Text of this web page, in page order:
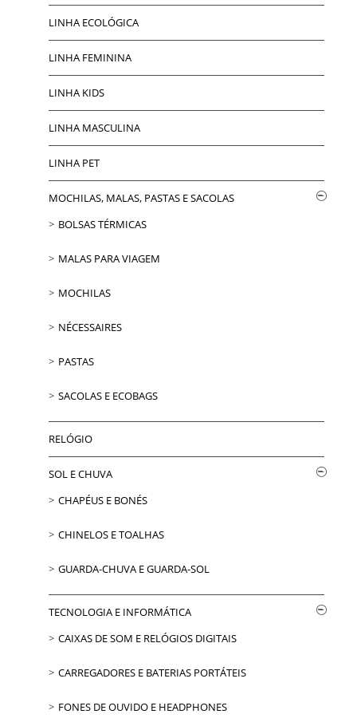
LINHA ECOLÓGICA
LINHA FEMININA
LINHA KIDS
LINHA MASCULINA
LINHA PET
MOCHILAS, MALAS, PASTAS E SACOLAS
BOLSAS TÉRMICAS
MALAS PARA VIAGEM
MOCHILAS
NÉCESSAIRES
PASTAS
SACOLAS E ECOBAGS
RELÓGIO
SOL E CHUVA
CHAPÉUS E BONÉS
CHINELOS E TOALHAS
GUARDA-CHUVA E GUARDA-SOL
TECNOLOGIA E INFORMÁTICA
CAIXAS DE SOM E RELÓGIOS DIGITAIS
CARREGADORES E BATERIAS PORTÁTEIS
FONES DE OUVIDO E HEADPHONES